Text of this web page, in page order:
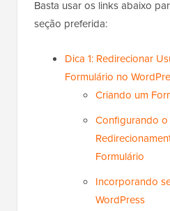
Basta usar os links abaixo
seção preferida:
Dica 1: Redirecionar
Formulário no
Criando um
Configurando o
Formulário
Incorporando
WordPress